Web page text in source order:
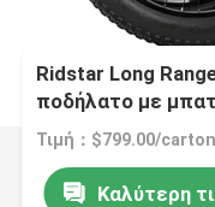
Ridstar Long
ποδήλατο με
Καλύτερη